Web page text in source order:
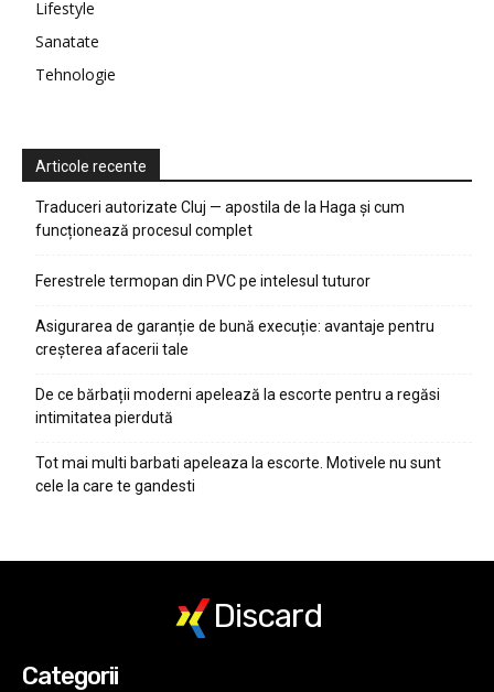
Lifestyle
Sanatate
Tehnologie
Articole recente
Traduceri autorizate Cluj — apostila de la Haga și cum
funcționează procesul complet
Ferestrele termopan din PVC pe intelesul tuturor
Asigurarea de garanție de bună execuție: avantaje pentru
creșterea afacerii tale
De ce bărbații moderni apelează la escorte pentru a regăsi
intimitatea pierdută
Tot mai multi barbati apeleaza la escorte. Motivele nu sunt
cele la care te gandesti
Discard
Categorii